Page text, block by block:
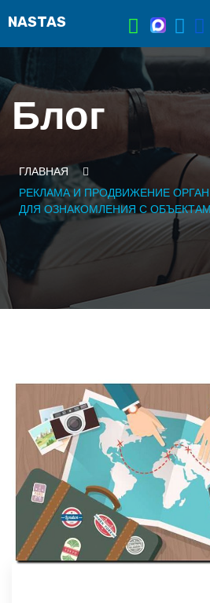
Блог
ГЛАВНАЯ
РЕКЛАМА И ПРОДВИЖЕНИЕ
ДЛЯ ОЗНАКОМЛЕНИЯ С